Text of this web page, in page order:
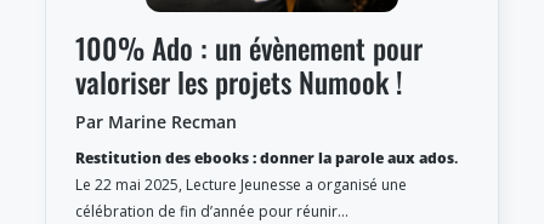
100% Ado : un évènement pour
valoriser les projets Numook !
Par Marine Recman
Restitution des ebooks : donner la parole aux ados.
Le 22 mai 2025, Lecture Jeunesse a organisé une
célébration de fin d’année pour réunir…